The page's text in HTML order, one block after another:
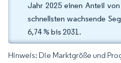
Jahr 2025 einen Anteil
schnellsten wachsende
6,74 % bis 2031.
Hinweis: Die Marktgröße und